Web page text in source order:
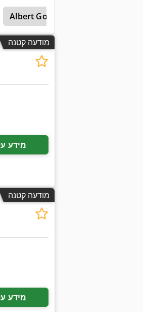
Albert Goecker Kg
מודעה קטנה
מידע
מודעה קטנה
מידע